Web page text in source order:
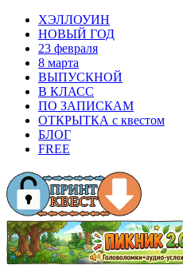
ХЭЛЛОУИН
НОВЫЙ ГОД
23 февраля
8 марта
ВЫПУСКНОЙ
В КЛАСС
ПО ЗАПИСКАМ
ОТКРЫТКА с квестом
БЛОГ
FREE